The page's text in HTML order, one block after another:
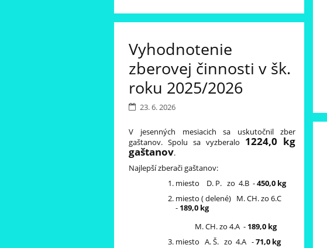
Vyhodnotenie
zberovej činnosti v šk.
roku 2025/2026
23. 6. 2026
V jesenných mesiacich sa uskutočnil zber
gaštanov. Spolu sa vyzberalo 1224,0 kg
gaštanov.
Najlepší zberači gaštanov:
miesto D. P. zo 4.B -450,0 kg
miesto ( delené) M. CH. zo 6.C
- 189,0 kg
M. CH. zo 4.A - 189,0 kg
miesto A. Š. zo 4.A -71,0 kg